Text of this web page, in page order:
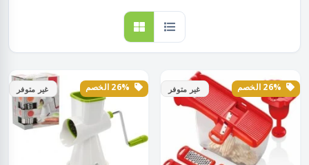
غير متوفر غير متوفر